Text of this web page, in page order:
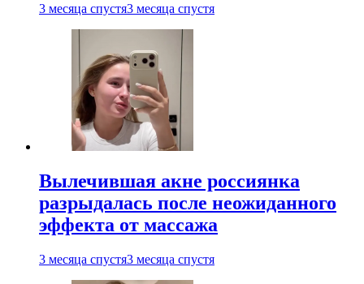
3 месяца спустя3 месяца спустя
Вылечившая акне россиянка
разрыдалась после неожиданного
эффекта от массажа
3 месяца спустя3 месяца спустя